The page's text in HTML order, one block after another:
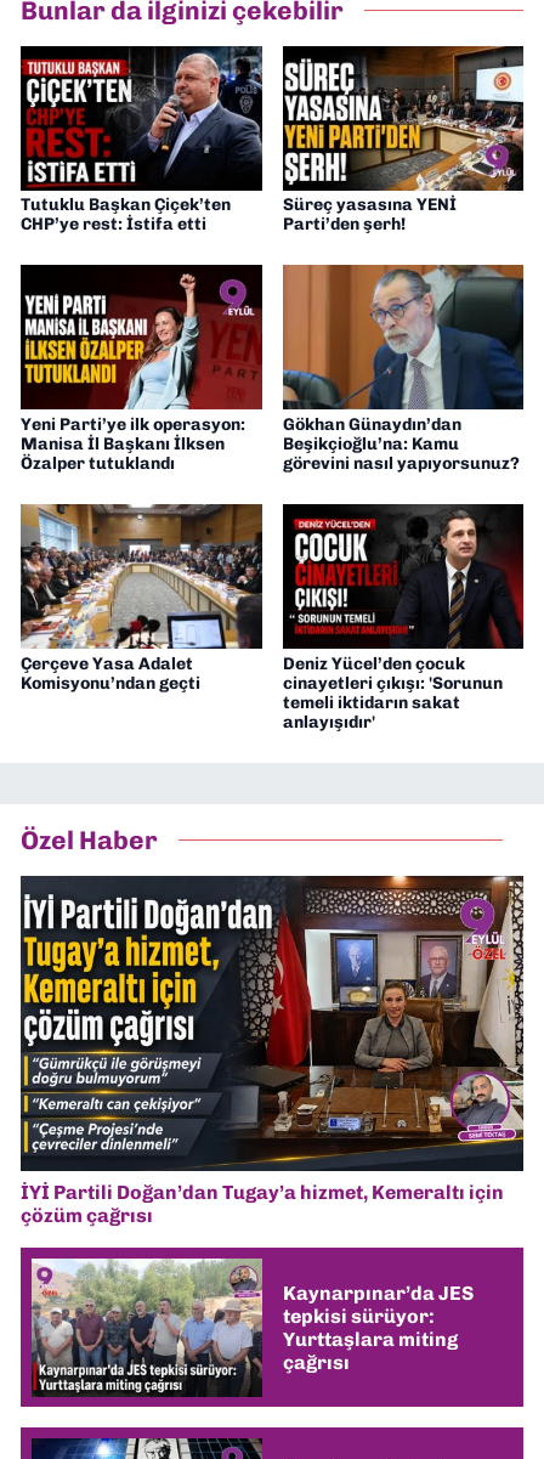
Bunlar da ilginizi çekebilir
Tutuklu Başkan Çiçek’ten
CHP’ye rest: İstifa etti
Süreç yasasına YENİ
Parti’den şerh!
Yeni Parti’ye ilk operasyon:
Manisa İl Başkanı İlksen
Özalper tutuklandı
Gökhan Günaydın’dan
Beşikçioğlu’na: Kamu
görevini nasıl yapıyorsunuz?
Çerçeve Yasa Adalet
Komisyonu’ndan geçti
Deniz Yücel’den çocuk
cinayetleri çıkışı: 'Sorunun
temeli iktidarın sakat
anlayışıdır'
Özel Haber
İYİ Partili Doğan’dan Tugay’a hizmet, Kemeraltı için
çözüm çağrısı
Kaynarpınar’da JES
tepkisi sürüyor:
Yurttaşlara miting
çağrısı